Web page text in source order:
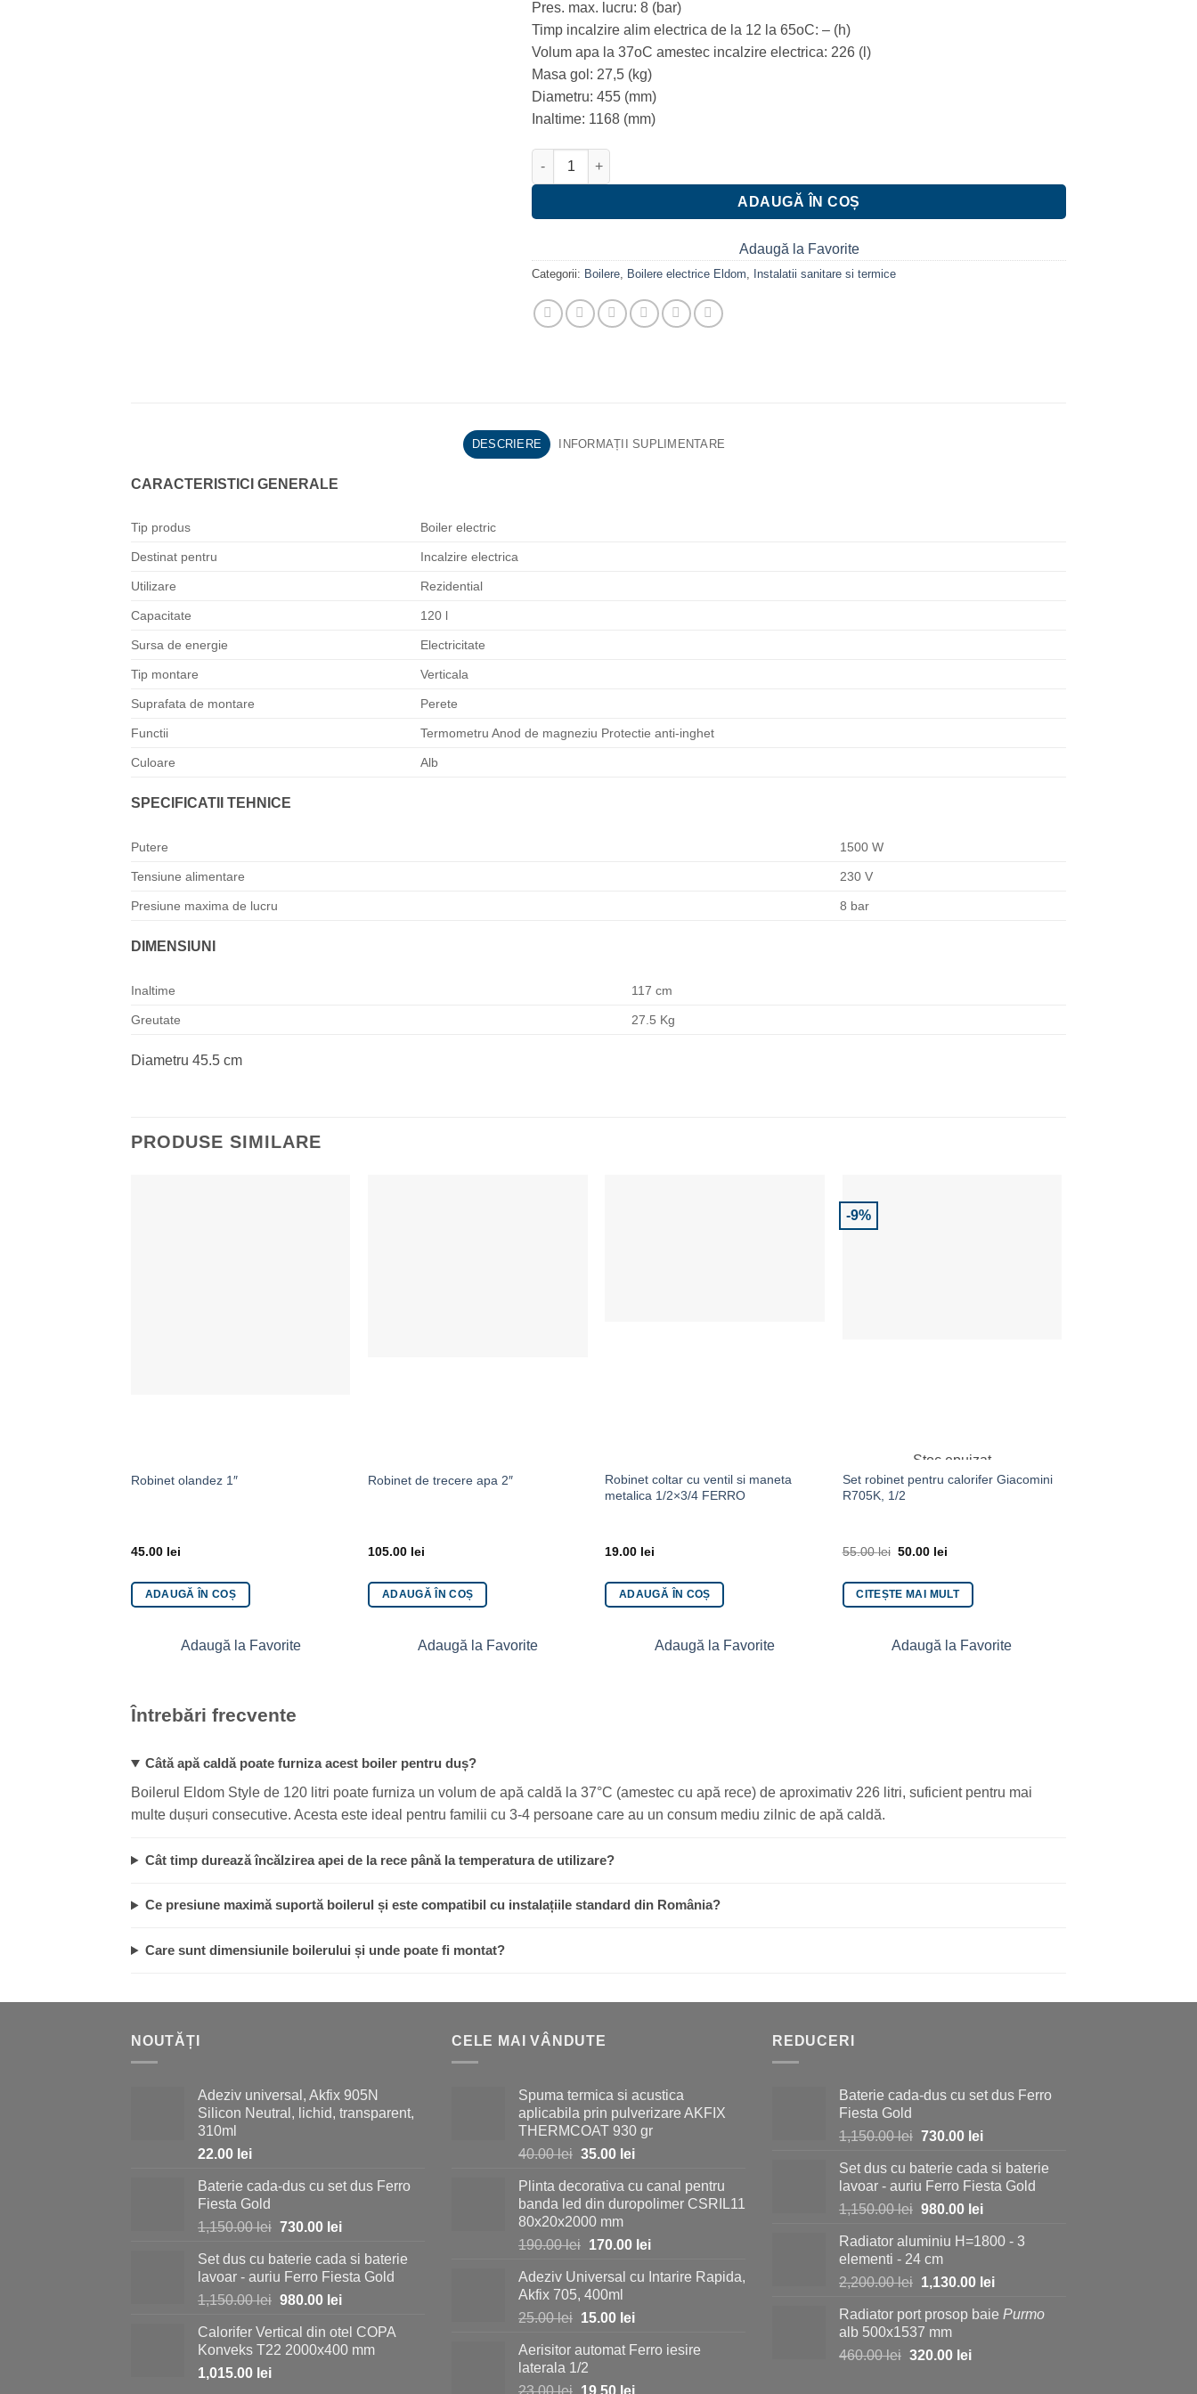
1,300.00 lei.
Pres. max. lucru: 8 (bar)
Timp incalzire alim electrica de la 12 la 65oC: – (h)
Volum apa la 37oC amestec incalzire electrica: 226 (l)
Masa gol: 27,5 (kg)
Diametru: 455 (mm)
Inaltime: 1168 (mm)
Cantitate Boiler electric Eldom Style 72266WG, 120 litri, 1500 W, Alb
ADAUGĂ ÎN COȘ
Adaugă la Favorite
Categorii: Boilere Boilere electrice Eldom Instalatii sanitare si termice
DESCRIERE INFORMAȚII SUPLIMENTARE
CARACTERISTICI GENERALE
Tip produs Boiler electric
Destinat pentru Incalzire electrica
Utilizare Rezidential
Capacitate 120 l
Sursa de energie Electricitate
Tip montare Verticala
Suprafata de montare Perete
Functii Termometru Anod de magneziu Protectie anti-inghet
Culoare Alb
SPECIFICATII TEHNICE
Putere 1500 W
Tensiune alimentare 230 V
Presiune maxima de lucru 8 bar
DIMENSIUNI
Inaltime 117 cm
Greutate 27.5 Kg
Diametru 45.5 cm
PRODUSE SIMILARE
Robinet olandez 1″
45.00 lei
ADAUGĂ ÎN COȘ
Adaugă la Favorite
Robinet de trecere apa 2″
105.00 lei
ADAUGĂ ÎN COȘ
Adaugă la Favorite
Robinet coltar cu ventil si maneta
metalica 1/2×3/4 FERRO
19.00 lei
ADAUGĂ ÎN COȘ
Adaugă la Favorite
-9%
Stoc epuizat
Set robinet pentru calorifer Giacomini
R705K, 1/2
55.00lei 50.00 lei
CITEȘTE MAI MULT
Adaugă la Favorite
Întrebări frecvente
Câtă apă caldă poate furniza acest boiler pentru duș?
Boilerul Eldom Style de 120 litri poate furniza un volum de apă caldă la 37°C (amestec cu apă rece) de aproximativ 226 litri, suficient pentru mai
multe dușuri consecutive. Acesta este ideal pentru familii cu 3-4 persoane care au un consum mediu zilnic de apă caldă.
Cât timp durează încălzirea apei de la rece până la temperatura de utilizare?
Ce presiune maximă suportă boilerul și este compatibil cu instalațiile standard din România?
Care sunt dimensiunile boilerului și unde poate fi montat?
NOUTĂȚI
Adeziv universal, Akfix 905N
Silicon Neutral, lichid, transparent,
310ml
22.00 lei
Baterie cada-dus cu set dus Ferro
Fiesta Gold
1,150.00lei Prețul
a
fost:
1,150.00 lei.
730.00 leiPrețul
este:
730.00 lei.
Set dus cu baterie cada si baterie
lavoar - auriu Ferro Fiesta Gold
1,150.00lei Prețul
a
fost:
980.00 leiPrețul
este:
980.00 lei.
Calorifer Vertical din otel COPA
Konveks T22 2000x400 mm
1,015.00 lei
CELE MAI VÂNDUTE
Spuma termica si acustica
aplicabila prin pulverizare AKFIX
THERMCOAT 930 gr
40.00lei Prețul
a
fost:
40.00 lei.
35.00 leiPrețul
este:
35.00 lei.
Plinta decorativa cu canal pentru
banda led din duropolimer CSRIL11
80x20x2000 mm
190.00lei Prețul
a
fost:
190.00 lei.
170.00 leiPrețul
este:
Adeziv Universal cu Intarire Rapida,
Akfix 705, 400ml
25.00lei Prețul
a
fost:
15.00 leiPrețul
este:
Aerisitor automat Ferro iesire
laterala 1/2
Prețul Prețul
REDUCERI
Baterie cada-dus cu set dus Ferro
Fiesta Gold
1,150.00lei Prețul
a
fost:
1,150.00 lei.
730.00 leiPrețul
este:
730.00 lei.
Set dus cu baterie cada si baterie
lavoar - auriu Ferro Fiesta Gold
1,150.00lei Prețul
a
fost:
1,150.00 lei.
980.00 leiPrețul
este:
Radiator aluminiu H=1800 - 3
elementi - 24 cm
2,200.00lei Prețul
a
fost:
2,200.00 lei.
1,130.00 leiPrețul
este:
Radiator port prosop baie Purmo
alb 500x1537 mm
460.00lei Prețul
320.00 leiPrețul